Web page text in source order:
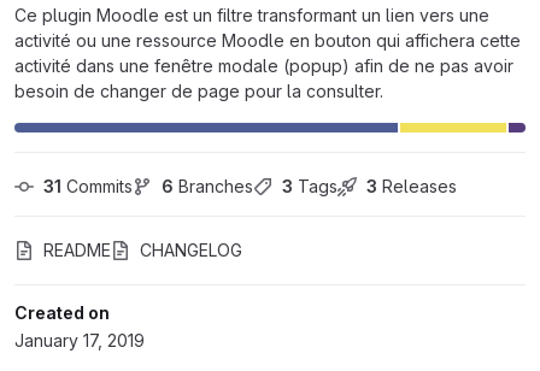
Ce plugin Moodle est un filtre transformant un lien vers une
activité ou une ressource Moodle en bouton qui affichera cette
activité dans une fenêtre modale (popup) afin de ne pas avoir
besoin de changer de page pour la consulter.
31 Commits 6 Branches 3 Tags 3 Releases
README CHANGELOG
Created on
January 17, 2019